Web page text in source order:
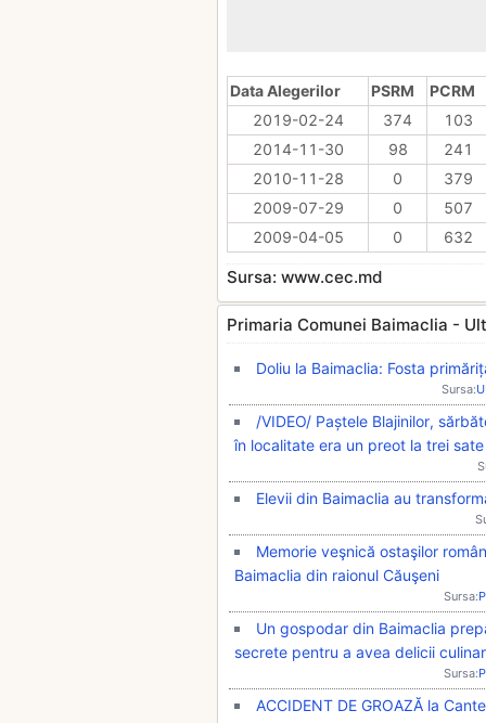
Data Alegerilor PSRM
PCRM
2019-02-24
374
103
2014-11-30
98
241
2010-11-28
0
379
2009-07-29
0
507
2009-04-05
0 632
Sursa: www.cec.md
Primaria Comunei Baimaclia -
Doliu la Baimaclia: Fosta
Sursa:
/VIDEO/ Paștele Blajinilor,
în localitate era un preot la trei sate
Elevii din Baimaclia au
Memorie veşnică ostaşilor
Baimaclia din raionul Căuşeni
Sursa:
Un gospodar din Baimaclia
secrete pentru a avea delicii
Sursa:
ACCIDENT DE GROAZĂ la